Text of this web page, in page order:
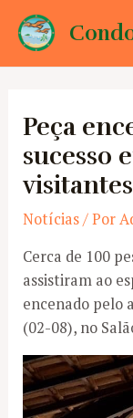
para
Peça
sucesso
visitantes
Notícias/ Por
Cerca de 100
assistiram ao
encenado pelo
(02-08), no